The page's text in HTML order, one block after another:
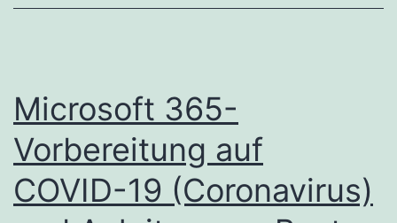
Microsoft 365-
Vorbereitung auf
COVID-19 (Coronavirus)